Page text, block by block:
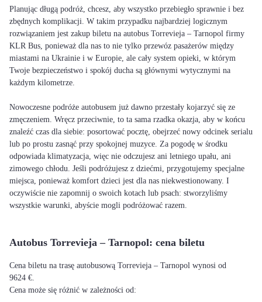
Planując długą podróż, chcesz, aby wszystko przebiegło sprawnie i bez
zbędnych komplikacji. W takim przypadku najbardziej logicznym
rozwiązaniem jest zakup biletu na autobus Torrevieja – Tarnopol firmy
KLR Bus, ponieważ dla nas to nie tylko przewóz pasażerów między
miastami na Ukrainie i w Europie, ale cały system opieki, w którym
Twoje bezpieczeństwo i spokój ducha są głównymi wytycznymi na
każdym kilometrze.
Nowoczesne podróże autobusem już dawno przestały kojarzyć się ze
zmęczeniem. Wręcz przeciwnie, to ta sama rzadka okazja, aby w końcu
znaleźć czas dla siebie: posortować pocztę, obejrzeć nowy odcinek serialu
lub po prostu zasnąć przy spokojnej muzyce. Za pogodę w środku
odpowiada klimatyzacja, więc nie odczujesz ani letniego upału, ani
zimowego chłodu. Jeśli podróżujesz z dziećmi, przygotujemy specjalne
miejsca, ponieważ komfort dzieci jest dla nas niekwestionowany. I
oczywiście nie zapomnij o swoich kotach lub psach: stworzyliśmy
wszystkie warunki, abyście mogli podróżować razem.
Autobus Torrevieja – Tarnopol: cena biletu
Cena biletu na trasę autobusową Torrevieja – Tarnopol wynosi od
9624 €.
Cena może się różnić w zależności od: